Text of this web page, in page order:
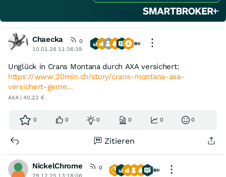
Chaecka
0
10.01.26 11:36:39
Unglück in Crans Montana durch AXA versichert:
https://www.20min.ch/story/crans-montana-axa-
versichert-geme…
AXA | 40,22 €
0 0 0 0 0 0
Zitieren
NickelChrome
0
29.12.25 13:18:06